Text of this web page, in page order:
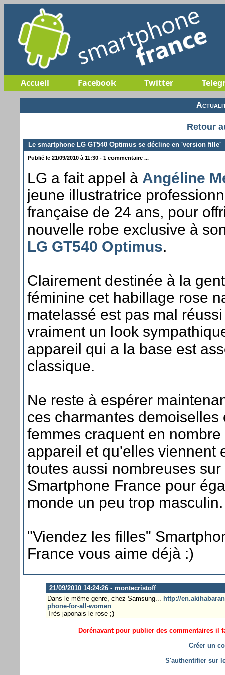
Accueil Facebook Twitter
Retour
Le smartphone LG GT540 Optimus se décline en 'version fille'
Publié le 21/09/2010 à 11:30 - 1 commentaire ...
LG a fait appel à Angéline
jeune illustratrice
française de 24 ans, pour
nouvelle robe exclusive à
LG GT540 Optimus.
Clairement destinée à la
féminine cet habillage rose
matelassé est pas mal
vraiment un look
appareil qui a la base est
classique.
Ne reste à espérer
ces charmantes demoiselles
femmes craquent en nombre
appareil et qu'elles viennent
toutes aussi nombreuses sur
Smartphone France pour
monde un peu trop masculin.
"Viendez les filles"
France vous aime déjà :)
21/09/2010 14:24:26 - montecristoff
Dans le même genre, chez Samsung... http://
phone-for-all-women
Très japonais le rose ;)
Dorénavant pour publier des commentaires il
Créer un
S'authentifier sur